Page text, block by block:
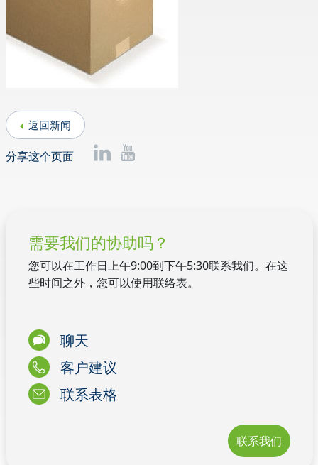
返回新闻
分享这个页面
需要我们的协助吗？
您可以在工作日上午9:00到下午5:30联系我们。在这
些时间之外，您可以使用联络表。
聊天
客户建议
联系表格
联系我们